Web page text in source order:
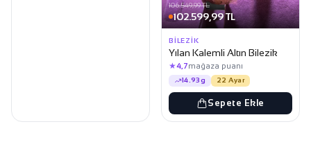
106.549,99 TL
102.599,99 TL
BILEZIK
Yılan Kalemli Altın Bilezik
★4,7mağaza puanı
14.93g 22 Ayar
Sepete Ekle